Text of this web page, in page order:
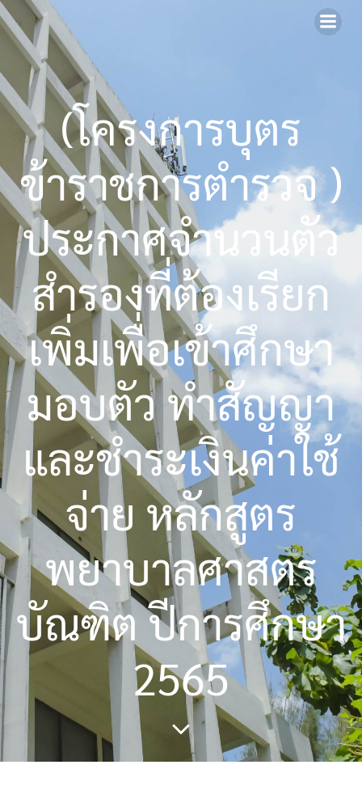
(โครงการบุตร
ข้าราชการตำรวจ )
ประกาศจำนวนตัว
สำรองที่ต้องเรียก
เพิ่มเพื่อเข้าศึกษา
มอบตัว ทำสัญญา
และชำระเงินค่าใช้
จ่าย หลักสูตร
พยาบาลศาสตร
บัณฑิต ปีการศึกษา
2565